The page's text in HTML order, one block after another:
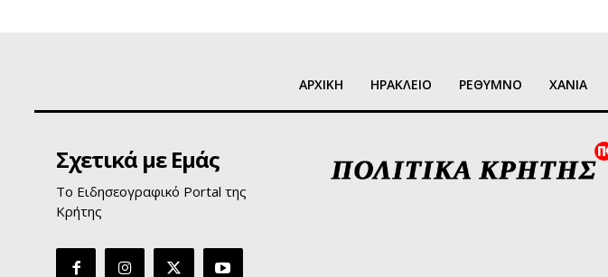
ΑΡΧΙΚΗ ΗΡΑΚΛΕΙΟ ΡΕΘΥΜΝΟ ΧΑΝΙΑ
Σχετικά με Εμάς
Το Ειδησεογραφικό Portal της
Κρήτης